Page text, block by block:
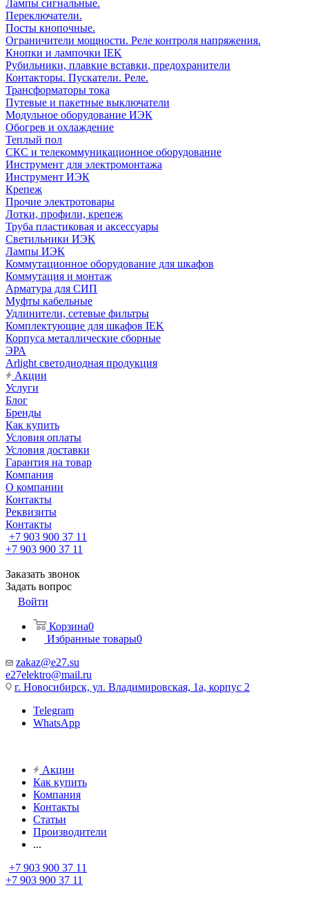
Лампы сигнальные.
Переключатели.
Посты кнопочные.
Ограничители мощности. Реле контроля напряжения.
Кнопки и лампочки IEK
Рубильники, плавкие вставки, предохранители
Контакторы. Пускатели. Реле.
Трансформаторы тока
Путевые и пакетные выключатели
Модульное оборудование ИЭК
Обогрев и охлаждение
Теплый пол
СКС и телекоммуникационное оборудование
Инструмент для электромонтажа
Инструмент ИЭК
Крепеж
Прочие электротовары
Лотки, профили, крепеж
Труба пластиковая и аксессуары
Светильники ИЭК
Лампы ИЭК
Коммутационное оборудование для шкафов
Коммутация и монтаж
Арматура для СИП
Муфты кабельные
Удлинители, сетевые фильтры
Комплектующие для шкафов IEK
Корпуса металлические сборные
ЭРА
Arlight светодиодная продукция
Акции
Услуги
Блог
Бренды
Как купить
Условия оплаты
Условия доставки
Гарантия на товар
Компания
О компании
Контакты
Реквизиты
Контакты
+7 903 900 37 11
+7 903 900 37 11
Заказать звонок
Задать вопрос
Войти
Корзина0
Избранные товары0
zakaz@e27.su
e27elektro@mail.ru
г. Новосибирск, ул. Владимировская, 1а, корпус 2
Telegram
WhatsApp
Акции
Как купить
Компания
Контакты
Статьи
Производители
...
+7 903 900 37 11
+7 903 900 37 11